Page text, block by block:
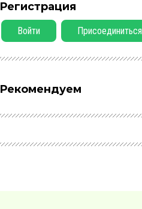
Регистрация
Войти Присоединиться
Рекомендуем